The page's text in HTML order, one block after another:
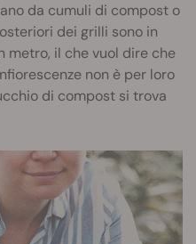
da cumuli di compost o
dei grilli sono in
metro, il che vuol dire che
non è per loro
di compost si trova